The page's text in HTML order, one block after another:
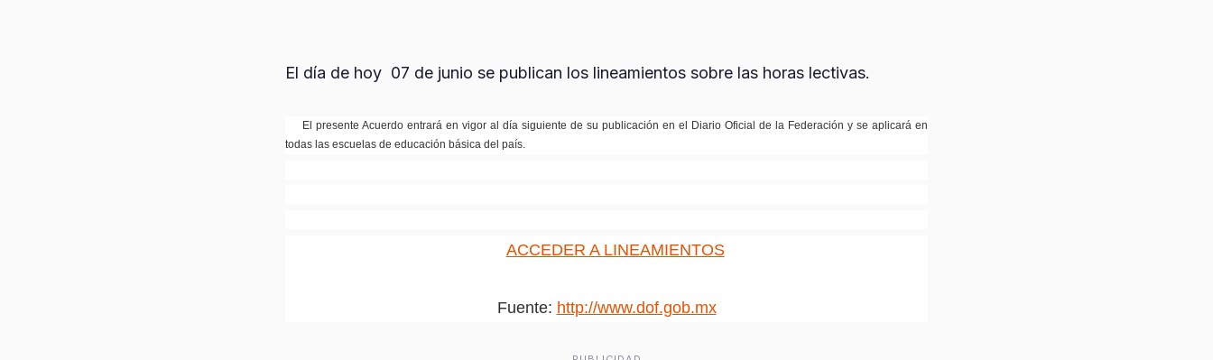
El día de hoy 07 de junio se publican los lineamientos sobre las horas lectivas.
El presente Acuerdo entrará en vigor al día siguiente de su publicación en el Diario Oficial de la Federación y se aplicará en
todas las escuelas de educación básica del país.
ACCEDER A LINEAMIENTOS
Fuente: http://www.dof.gob.mx